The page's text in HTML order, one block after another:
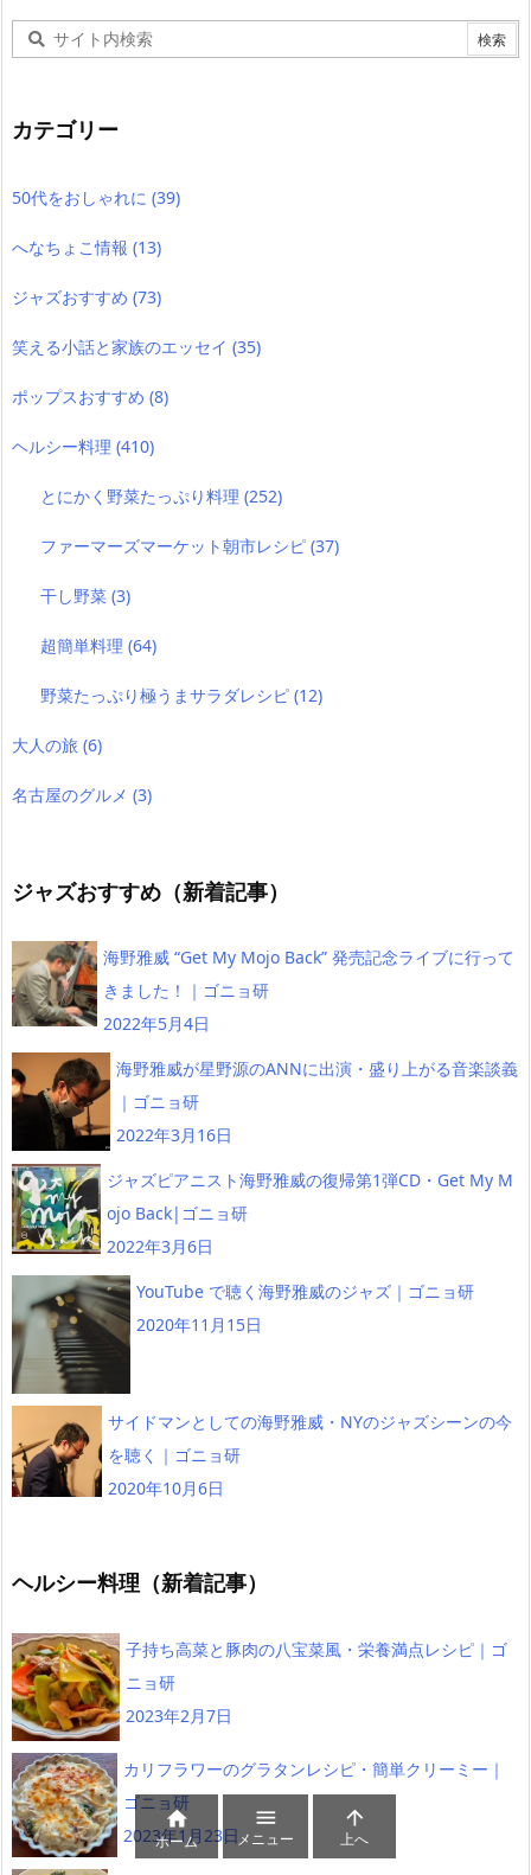
カテゴリー
50代をおしゃれに (39)
へなちょこ情報 (13)
ジャズおすすめ (73)
笑える小話と家族のエッセイ (35)
ポップスおすすめ (8)
ヘルシー料理 (410)
とにかく野菜たっぷり料理(252)
ファーマーズマーケット朝市レシピ(37)
干し野菜(3)
超簡単料理(64)
野菜たっぷり極うまサラダレシピ(12)
大人の旅 (6)
名古屋のグルメ (3)
ジャズおすすめ（新着記事）
海野雅威 “Get My Mojo Back” 発売記念ライブに行って
きました！｜ゴニョ研
2022年5月4日
海野雅威が星野源のANNに出演・盛り上がる音楽談義
｜ゴニョ研
2022年3月16日
ジャズピアニスト海野雅威の復帰第1弾CD・Get My M
ojo Back|ゴニョ研
2022年3月6日
YouTube で聴く海野雅威のジャズ｜ゴニョ研
2020年11月15日
サイドマンとしての海野雅威・NYのジャズシーンの今
を聴く｜ゴニョ研
2020年10月6日
ヘルシー料理（新着記事）
子持ち高菜と豚肉の八宝菜風・栄養満点レシピ｜ゴ
ニョ研
2023年2月7日
カリフラワーのグラタンレシピ・簡単クリーミー｜
ゴニョ研
2023年1月23日

ホーム

メニュー

上へ